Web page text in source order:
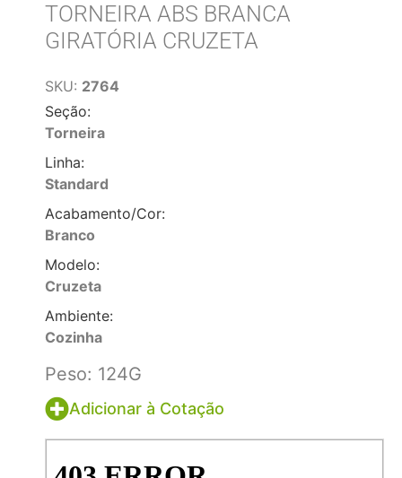
TORNEIRA ABS BRANCA
GIRATÓRIA CRUZETA
SKU: 2764
Seção:
Torneira
Linha:
Standard
Acabamento/Cor:
Branco
Modelo:
Cruzeta
Ambiente:
Cozinha
Peso: 124G
Adicionar à Cotação